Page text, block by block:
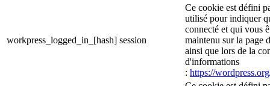
workpress_logged_in_[hash] session
Ce cookie est défini
utilisé pour indiquer
connecté et qui vous
maintenu sur la page
ainsi que lors de la
d'informations
: https://